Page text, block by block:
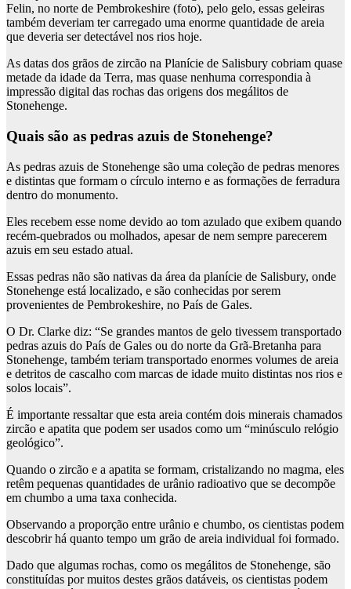
Felin, no norte de Pembrokeshire (foto), pelo gelo, essas geleiras
também deveriam ter carregado uma enorme quantidade de areia
que deveria ser detectável nos rios hoje.
As datas dos grãos de zircão na Planície de Salisbury cobriam quase
metade da idade da Terra, mas quase nenhuma correspondia à
impressão digital das rochas das origens dos megálitos de
Stonehenge.
Quais são as pedras azuis de Stonehenge?
As pedras azuis de Stonehenge são uma coleção de pedras menores
e distintas que formam o círculo interno e as formações de ferradura
dentro do monumento.
Eles recebem esse nome devido ao tom azulado que exibem quando
recém-quebrados ou molhados, apesar de nem sempre parecerem
azuis em seu estado atual.
Essas pedras não são nativas da área da planície de Salisbury, onde
Stonehenge está localizado, e são conhecidas por serem
provenientes de Pembrokeshire, no País de Gales.
O Dr. Clarke diz: “Se grandes mantos de gelo tivessem transportado
pedras azuis do País de Gales ou do norte da Grã-Bretanha para
Stonehenge, também teriam transportado enormes volumes de areia
e detritos de cascalho com marcas de idade muito distintas nos rios e
solos locais”.
É importante ressaltar que esta areia contém dois minerais chamados
zircão e apatita que podem ser usados ​​como um “minúsculo relógio
geológico”.
Quando o zircão e a apatita se formam, cristalizando no magma, eles
retêm pequenas quantidades de urânio radioativo que se decompõe
em chumbo a uma taxa conhecida.
Observando a proporção entre urânio e chumbo, os cientistas podem
descobrir há quanto tempo um grão de areia individual foi formado.
Dado que algumas rochas, como os megálitos de Stonehenge, são
constituídas por muitos destes grãos datáveis, os cientistas podem